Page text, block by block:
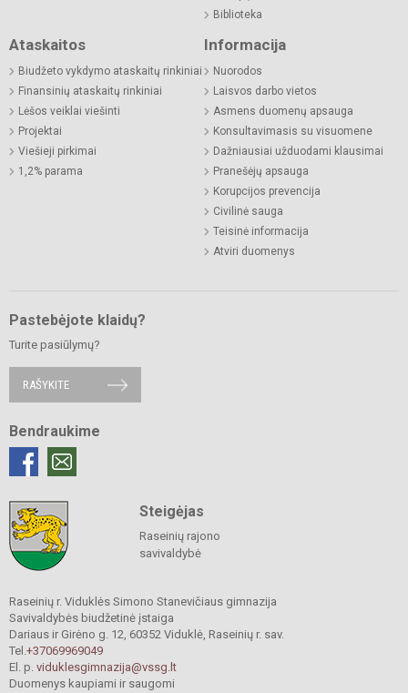
Biblioteka
Ataskaitos
Biudžeto vykdymo ataskaitų rinkiniai
Finansinių ataskaitų rinkiniai
Lėšos veiklai viešinti
Projektai
Viešieji pirkimai
1,2% parama
Informacija
Nuorodos
Laisvos darbo vietos
Asmens duomenų apsauga
Konsultavimasis su visuomene
Dažniausiai užduodami klausimai
Pranešėjų apsauga
Korupcijos prevencija
Civilinė sauga
Teisinė informacija
Atviri duomenys
Pastebėjote klaidų?
Turite pasiūlymų?
RAŠYKITE
Bendraukime
Steigėjas
Raseinių rajono
savivaldybė
Raseinių r. Viduklės Simono Stanevičiaus gimnazija
Savivaldybės biudžetinė įstaiga
Dariaus ir Girėno g. 12, 60352 Viduklė, Raseinių r. sav.
Tel.+37069969049
El. p. viduklesgimnazija@vssg.lt
Duomenys kaupiami ir saugomi